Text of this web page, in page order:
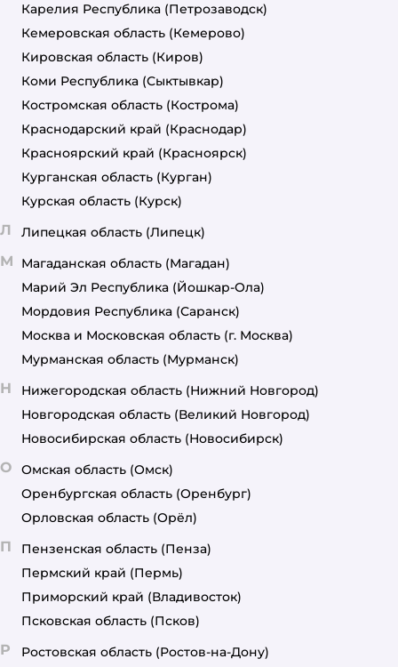
Карелия Республика (Петрозаводск)
Кемеровская область (Кемерово)
Кировская область (Киров)
Коми Республика (Сыктывкар)
Костромская область (Кострома)
Краснодарский край (Краснодар)
Красноярский край (Красноярск)
Курганская область (Курган)
Курская область (Курск)
Л Липецкая область (Липецк)
М Магаданская область (Магадан)
Марий Эл Республика (Йошкар-Ола)
Мордовия Республика (Саранск)
Москва и Московская область (г. Москва)
Мурманская область (Мурманск)
Н Нижегородская область (Нижний Новгород)
Новгородская область (Великий Новгород)
Новосибирская область (Новосибирск)
О Омская область (Омск)
Оренбургская область (Оренбург)
Орловская область (Орёл)
П Пензенская область (Пенза)
Пермский край (Пермь)
Приморский край (Владивосток)
Псковская область (Псков)
Р Ростовская область (Ростов-на-Дону)